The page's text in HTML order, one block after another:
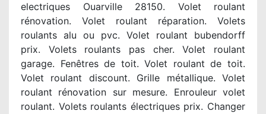
electriques Ouarville 28150. Volet roulant
rénovation. Volet roulant réparation. Volets
roulants alu ou pvc. Volet roulant bubendorff
prix. Volets roulants pas cher. Volet roulant
garage. Fenêtres de toit. Volet roulant de toit.
Volet roulant discount. Grille métallique. Volet
roulant rénovation sur mesure. Enrouleur volet
roulant. Volets roulants électriques prix. Changer